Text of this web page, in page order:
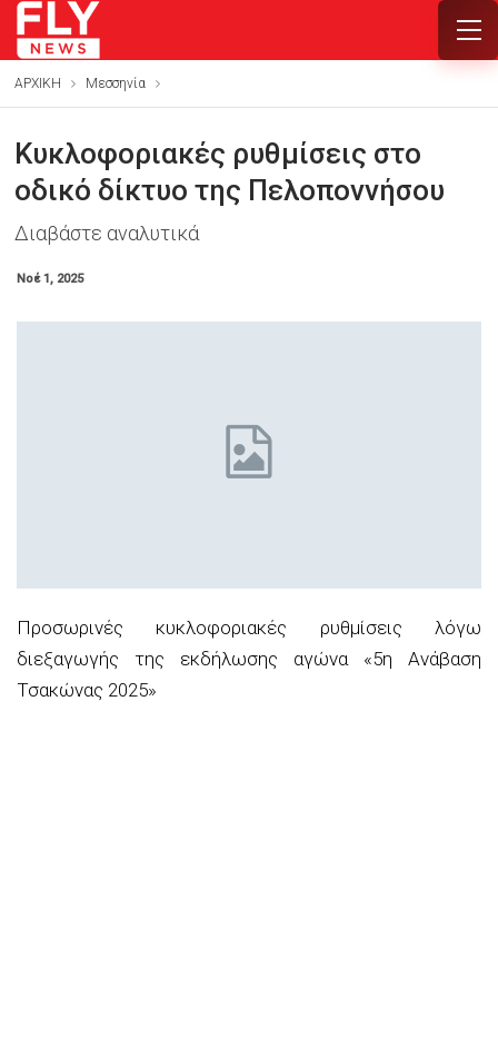
ΑΡΧΙΚΗ Μεσσηνία
Κυκλοφοριακές ρυθμίσεις στο
οδικό δίκτυο της Πελοποννήσου
Διαβάστε αναλυτικά
Νοέ 1, 2025
Προσωρινές κυκλοφοριακές ρυθμίσεις λόγω
διεξαγωγής της εκδήλωσης αγώνα «5η Ανάβαση
Τσακώνας 2025»